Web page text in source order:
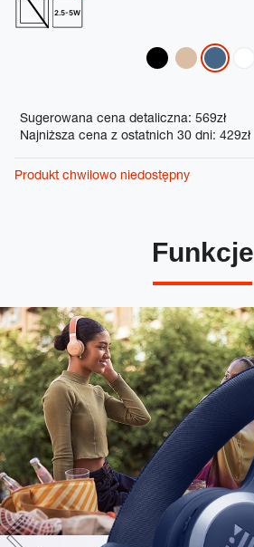
Promotions
Sugerowana cena detaliczna: 569zł
Najniższa cena z ostatnich 30 dni: 429zł
Produkt chwilowo niedostępny
2.5-5W
Funkcje